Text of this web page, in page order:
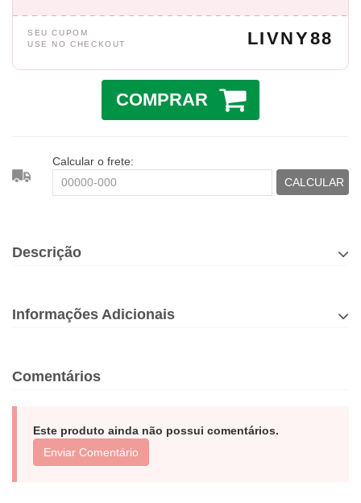
SEU CUPOM
USE NO CHECKOUT
LIVNY88
COMPRAR
Calcular o frete:
CALCULAR
Descrição
Informações Adicionais
Comentários
Este produto ainda não possui comentários.
Enviar Comentário